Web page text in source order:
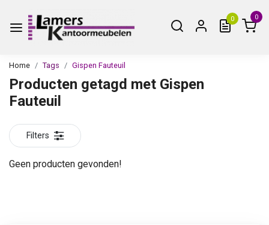
0 0
Home Tags Gispen Fauteuil
Producten getagd met Gispen
Fauteuil
Filters
Geen producten gevonden!